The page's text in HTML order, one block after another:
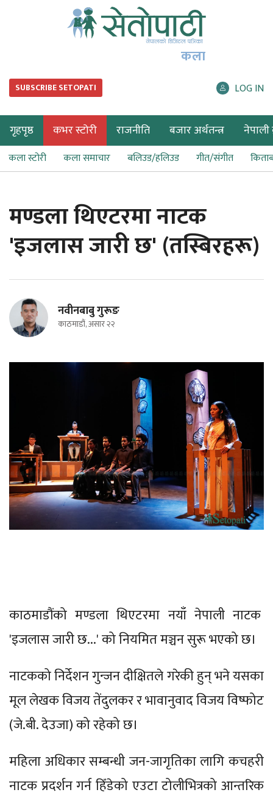
कला
SUBSCRIBE SETOPATI LOG IN
गृहपृष्ठ कभर स्टोरी राजनीति बजार अर्थतन्त्र नेपाली
कला स्टोरी कला समाचार बलिउड/हलिउड गीत/संगीत
मण्डला थिएटरमा नाटक
'इजलास जारी छ' (तस्बिरहरू)
नवीनबाबु गुरूङ
काठमाडौं, असार २२
काठमाडौंको मण्डला थिएटरमा नयाँ नेपाली नाटक
'इजलास जारी छ...' को नियमित मञ्चन सुरू भएको छ।
नाटकको निर्देशन गुन्जन दीक्षितले गरेकी हुन् भने यसका
मूल लेखक विजय तेंदुलकर र भावानुवाद विजय विष्फोट
(जे.बी. देउजा) को रहेको छ।
महिला अधिकार सम्बन्धी जन-जागृतिका लागि कचहरी
नाटक प्रदर्शन गर्न हिँडेको एउटा टोलीभित्रको आन्तरिक